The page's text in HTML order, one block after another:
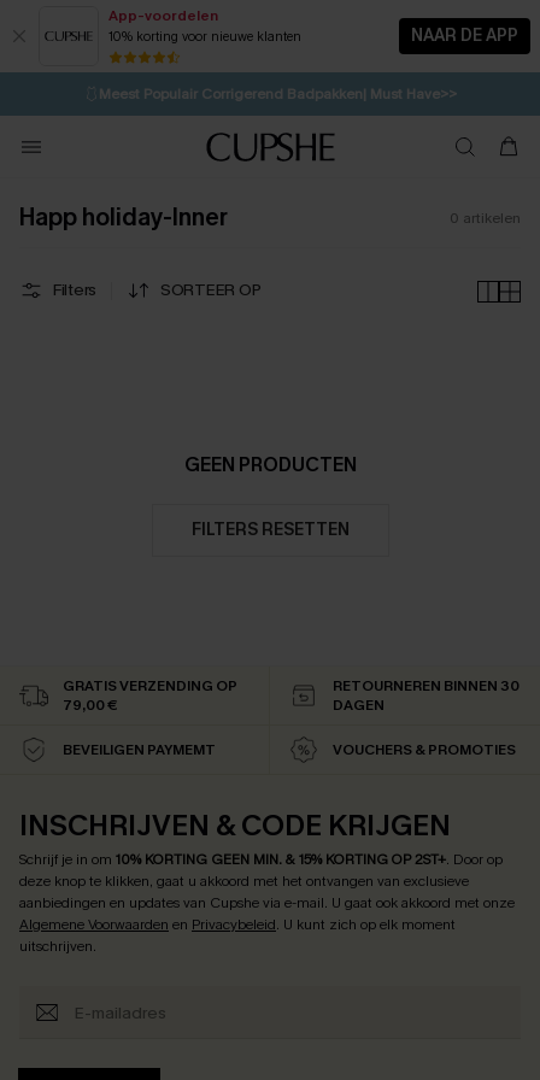
App-voordelen
10% korting voor nieuwe klanten NAAR DE APP
⚡️LAATSTE KANS | Tot 50% korting>>
🩱Meest Populair Corrigerend Badpakken| Must Have>>
💌Abonneer je & ontvang tot 15% korting>>
Koop 3, krijg 15% korting | CODE: SW15
Happ holiday-Inner 0 artikelen
Filters SORTEER OP
GEEN PRODUCTEN
FILTERS RESETTEN
GRATIS VERZENDING OP
79,00 €
RETOURNEREN BINNEN 30
DAGEN
BEVEILIGEN PAYMEMT VOUCHERS & PROMOTIES
INSCHRIJVEN & CODE KRIJGEN
Schrijf je in om 10% KORTING GEEN MIN. & 15% KORTING OP 2ST+. Door op
deze knop te klikken, gaat u akkoord met het ontvangen van exclusieve
aanbiedingen en updates van Cupshe via e-mail. U gaat ook akkoord met onze
Algemene Voorwaarden en Privacybeleid. U kunt zich op elk moment
uitschrijven.